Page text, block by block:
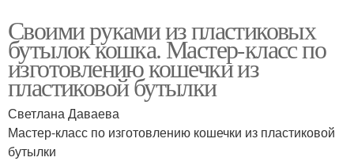
Своими руками из пластиковых
бутылок кошка. Мастер-класс по
изготовлению кошечки из
пластиковой бутылки
Светлана Даваева
Мастер-класс по изготовлению кошечки из пластиковой
бутылки